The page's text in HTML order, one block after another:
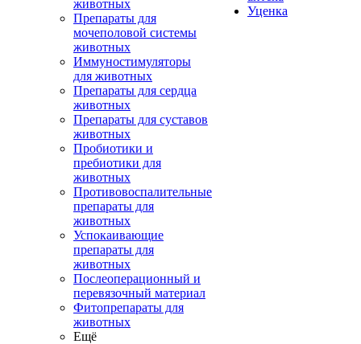
животных
Препараты для
мочеполовой системы
животных
Иммуностимуляторы
для животных
Препараты для сердца
животных
Препараты для суставов
животных
Пробиотики и
пребиотики для
животных
Противовоспалительные
препараты для
животных
Успокаивающие
препараты для
животных
Послеоперационный и
перевязочный материал
Фитопрепараты для
животных
Ещё
Уценка